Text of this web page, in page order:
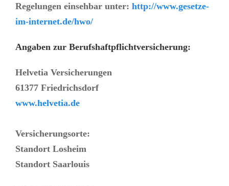
Regelungen einsehbar unter: http://www.gesetze-
im-internet.de/hwo/
Angaben zur Berufshaftpflichtversicherung:
Helvetia Versicherungen
61377 Friedrichsdorf
www.helvetia.de
Versicherungsorte:
Standort Losheim
Standort Saarlouis